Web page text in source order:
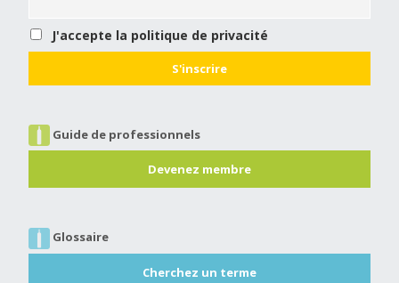
J'accepte la politique de privacité
Guide de professionnels
Devenez membre
Glossaire
Cherchez un terme